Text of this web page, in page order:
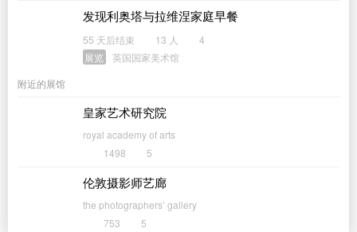
发现利奥塔与拉维涅家庭早餐
55 天后结束 13 人
4
展览
英国国家美术馆
附近的展馆
皇家艺术研究院
royal academy of arts
1498
5
伦敦摄影师艺廊
the photographers’ gallery
753
5